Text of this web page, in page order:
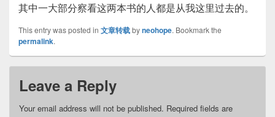
其中一大部分察看这两本书的人都是从我这里过去的。
This entry was posted in 文章转载byneohope. Bookmark the
permalink.
Leave a Reply
Your email address will not be published. Required fields are